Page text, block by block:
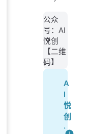
公众
号：AI
悦创
【二维
码】
A
I
悦
创
·